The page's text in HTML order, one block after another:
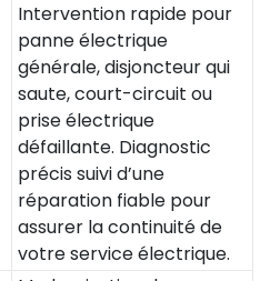
Intervention rapide pour
panne électrique
générale, disjoncteur qui
saute, court-circuit ou
prise électrique
défaillante. Diagnostic
précis suivi d’une
réparation fiable pour
assurer la continuité de
votre service électrique.